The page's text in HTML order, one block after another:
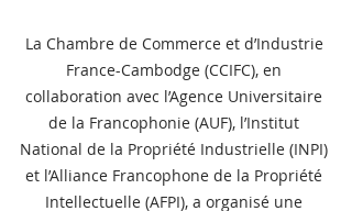
La Chambre de Commerce et d’Industrie
France-Cambodge (CCIFC), en
collaboration avec l’Agence Universitaire
de la Francophonie (AUF), l’Institut
National de la Propriété Industrielle (INPI)
et l’Alliance Francophone de la Propriété
Intellectuelle (AFPI), a organisé une